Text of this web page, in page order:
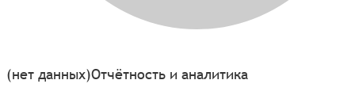
(нет данных)Отчётность и аналитика